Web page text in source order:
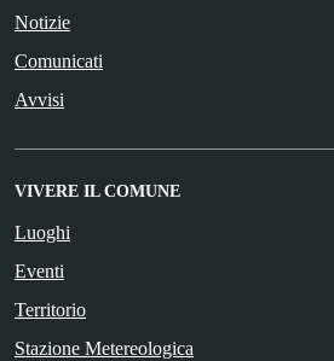
Notizie
Comunicati
Avvisi
VIVERE IL COMUNE
Luoghi
Eventi
Territorio
Stazione Metereologica